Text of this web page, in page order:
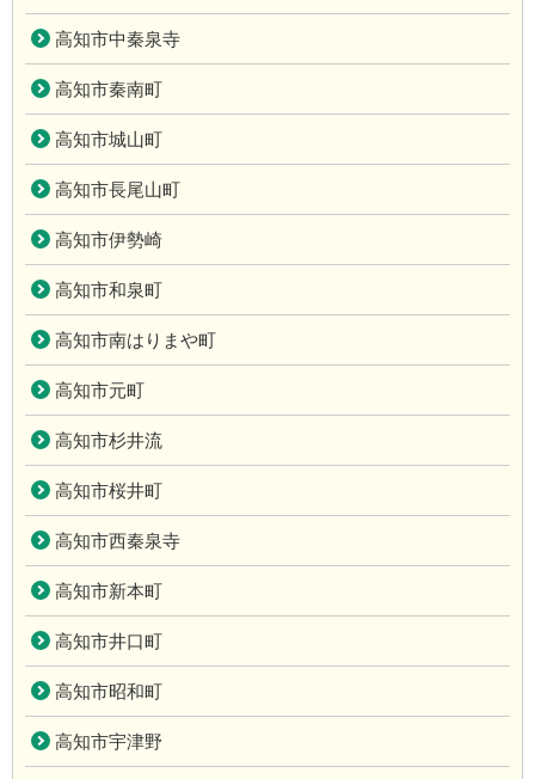
高知市中秦泉寺
高知市秦南町
高知市城山町
高知市長尾山町
高知市伊勢崎
高知市和泉町
高知市南はりまや町
高知市元町
高知市杉井流
高知市桜井町
高知市西秦泉寺
高知市新本町
高知市井口町
高知市昭和町
高知市宇津野